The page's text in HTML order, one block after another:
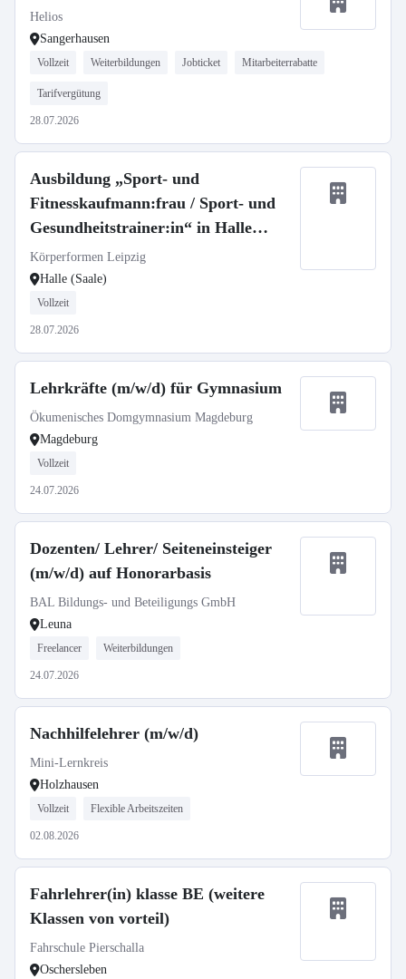
Helios
Sangerhausen
Vollzeit Weiterbildungen Jobticket Mitarbeiterrabatte
Tarifvergütung
28.07.2026
Ausbildung „Sport- und
Fitnesskaufmann:frau / Sport- und
Gesundheitstrainer:in“ in Halle
(Saale)
Körperformen Leipzig
Halle (Saale)
Vollzeit
28.07.2026
Lehrkräfte (m/w/d) für Gymnasium
Ökumenisches Domgymnasium Magdeburg
Magdeburg
Vollzeit
24.07.2026
Dozenten/ Lehrer/ Seiteneinsteiger
(m/w/d) auf Honorarbasis
BAL Bildungs- und Beteiligungs GmbH
Leuna
Freelancer Weiterbildungen
24.07.2026
Nachhilfelehrer (m/w/d)
Mini-Lernkreis
Holzhausen
Vollzeit Flexible Arbeitszeiten
02.08.2026
Fahrlehrer(in) klasse BE (weitere
Klassen von vorteil)
Fahrschule Pierschalla
Oschersleben